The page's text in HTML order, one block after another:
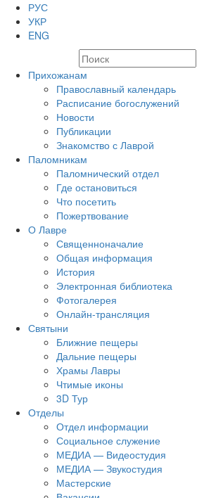
РУС
УКР
ENG
Прихожанам
Православный календарь
Расписание богослужений
Новости
Публикации
Знакомство с Лаврой
Паломникам
Паломнический отдел
Где остановиться
Что посетить
Пожертвование
О Лавре
Священноначалие
Общая информация
История
Электронная библиотека
Фотогалерея
Онлайн-трансляция
Святыни
Ближние пещеры
Дальние пещеры
Храмы Лавры
Чтимые иконы
3D Тур
Отделы
Отдел информации
Социальное служение
МЕДИА — Видеостудия
МЕДИА — Звукостудия
Мастерские